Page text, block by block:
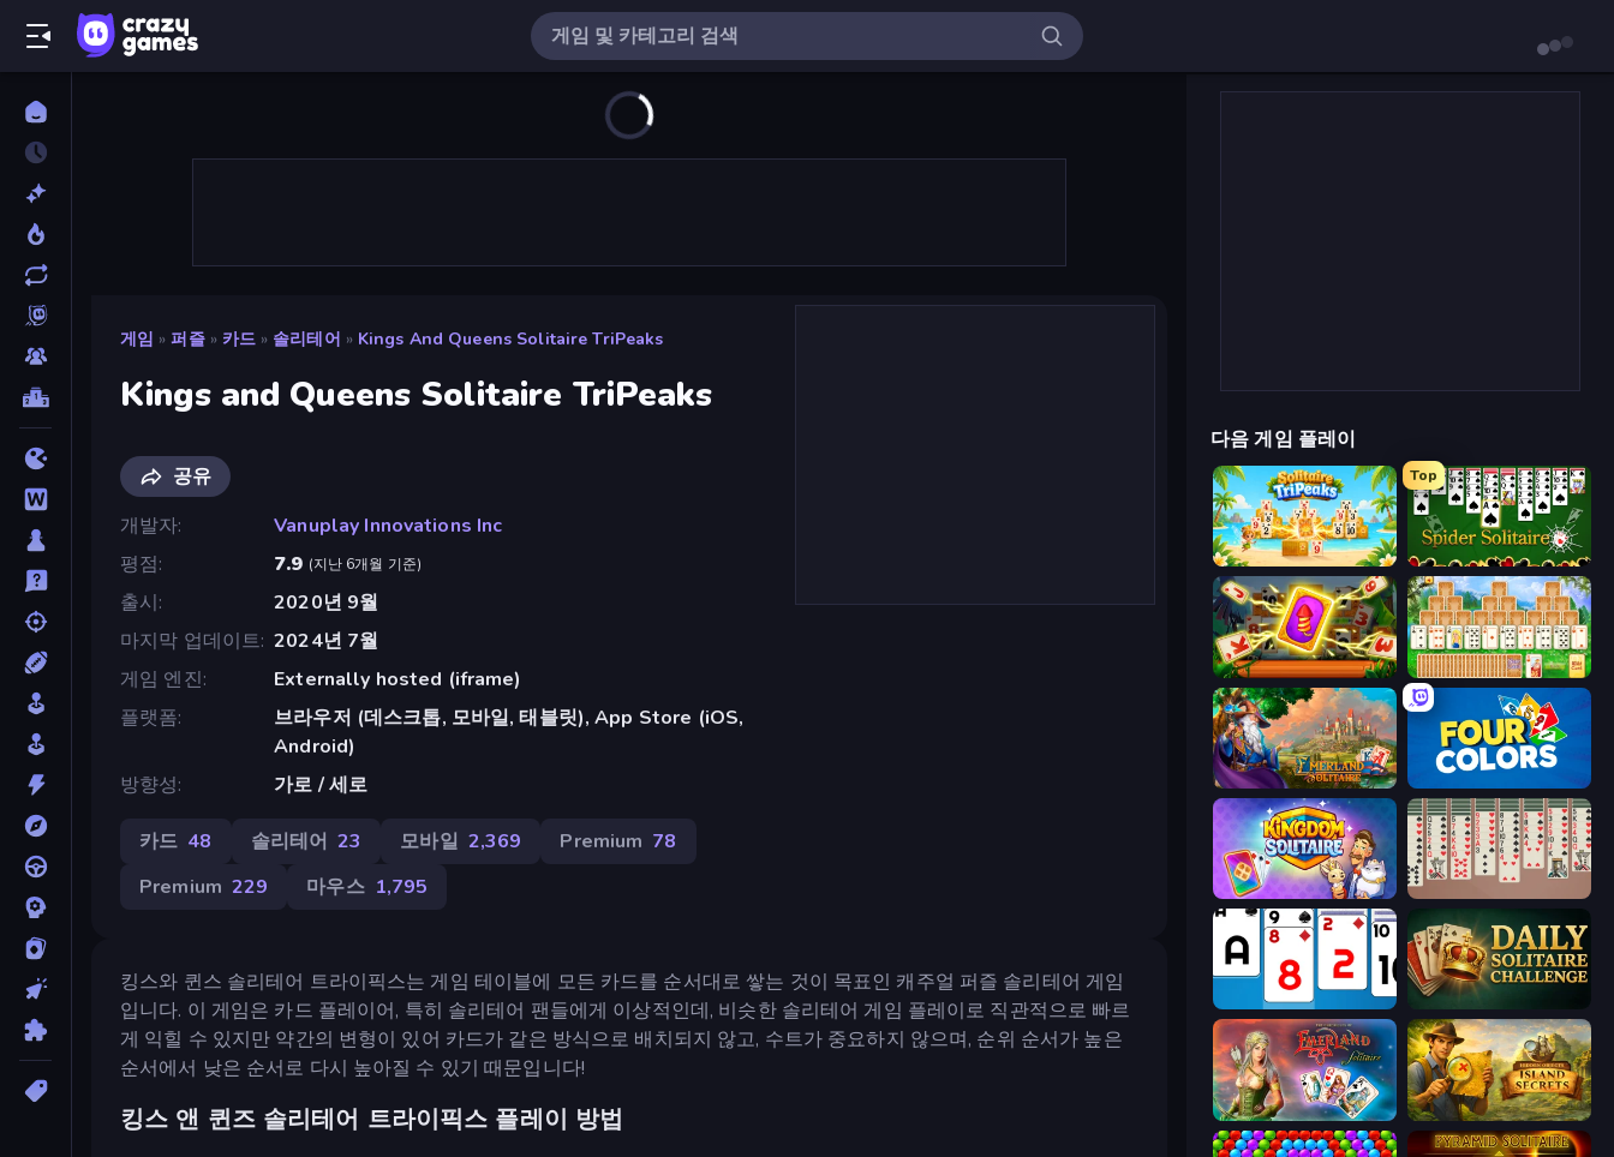
게임 » 퍼즐 » 카드 » 솔리테어 » Kings And Queens Solitaire TriPeaks
Kings and Queens Solitaire TriPeaks
공유
개발자
Vanuplay Innovations Inc
평점
7.9 (지난 6개월 기준)
출시
2020년 9월
마지막 업데이트 2024년 7월
게임 엔진
Externally hosted (iframe)
플랫폼
브라우저 (데스크톱, 모바일, 태블릿), App Store (iOS,
Android)
방향성
가로 / 세로
카드 48 솔리테어 23 모바일 2,369 Premium 78
Premium 229 마우스 1,795
킹스와 퀸스 솔리테어 트라이픽스는 게임 테이블에 모든 카드를 순서대로 쌓는 것이 목표인 캐주얼 퍼즐 솔리테어 게임
입니다. 이 게임은 카드 플레이어, 특히 솔리테어 팬들에게 이상적인데, 비슷한 솔리테어 게임 플레이로 직관적으로 빠르
게 익힐 수 있지만 약간의 변형이 있어 카드가 같은 방식으로 배치되지 않고, 수트가 중요하지 않으며, 순위 순서가 높은
순서에서 낮은 순서로 다시 높아질 수 있기 때문입니다!
킹스 앤 퀸즈 솔리테어 트라이픽스 플레이 방법
다음 게임 플레이
Solitaire TriPeaks
Top
Spider Solitaire
Solitaire: The Great Journey Magic Towers Solitaire
Emerland Solitaire Card Game
Kingdom Solitaire Spider Solitaire 2 Suits
Social Solitaire
Emerland Solitaire Endless Journey Hidden Objects: Island Secrets